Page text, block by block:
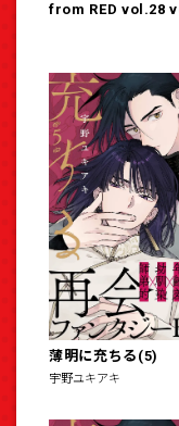
from RED vol.28
薄明に充ちる(5)
宇野ユキアキ